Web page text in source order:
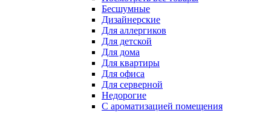
Бесшумные
Дизайнерские
Для аллергиков
Для детской
Для дома
Для квартиры
Для офиса
Для серверной
Недорогие
С ароматизацией помещения